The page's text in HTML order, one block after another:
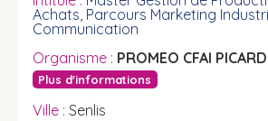
Achats, Parcours Marketing
Communication
PROMEO CFAI
Plus d'informations
Senlis